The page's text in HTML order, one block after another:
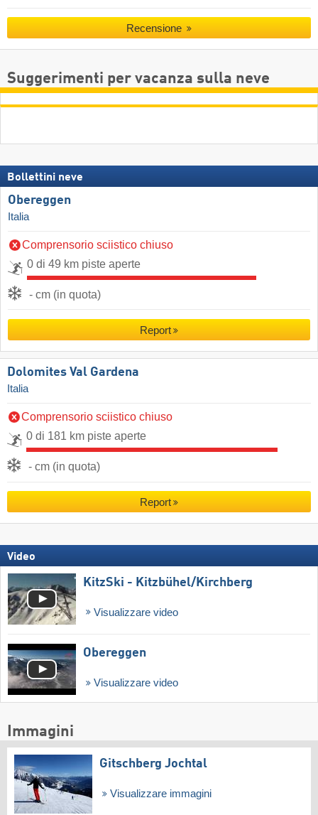
Recensione
Suggerimenti per vacanza sulla neve
Bollettini neve
Obereggen
Italia
Comprensorio sciistico chiuso
0 di 49 km piste aperte
- cm (in quota)
Report
Dolomites Val Gardena
Italia
Comprensorio sciistico chiuso
0 di 181 km piste aperte
- cm (in quota)
Report
Video
KitzSki - Kitzbühel/​Kirchberg
Visualizzare video
Obereggen
Visualizzare video
Immagini
Gitschberg Jochtal
Visualizzare immagini